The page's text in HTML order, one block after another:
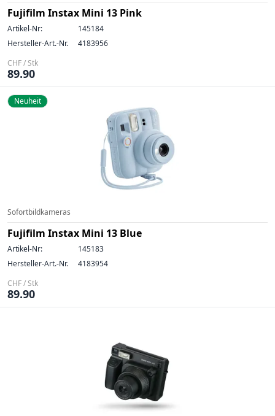
Fujifilm Instax Mini 13 Pink
Artikel-Nr:
145184
Hersteller-Art.-Nr.
4183956
CHF / Stk
89.90
Neuheit
Sofortbildkameras
Fujifilm Instax Mini 13 Blue
Artikel-Nr:
145183
Hersteller-Art.-Nr.
4183954
CHF / Stk
89.90